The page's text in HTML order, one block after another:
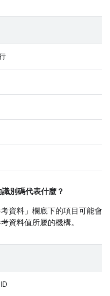
別碼代表什麼？
資料」 欄底下的項目可能會
資料值所屬的機構。